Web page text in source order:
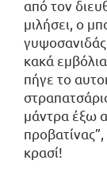
από τον
μιλήσει, ο
γυψοσανιδάς
κακά
πήγε το
μάντρα έξω
κρασί!